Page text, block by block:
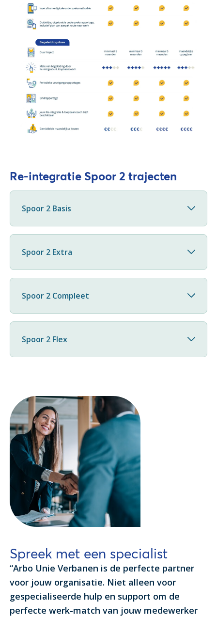
Re-integratie Spoor 2 trajecten
Spoor 2 Basis
Spoor 2 Extra
Spoor 2 Compleet
Spoor 2 Flex
Spreek met een specialist
“Arbo Unie Verbanen is de perfecte partner
voor jouw organisatie. Niet alleen voor
gespecialiseerde hulp en support om de
perfecte werk-match van jouw medewerker